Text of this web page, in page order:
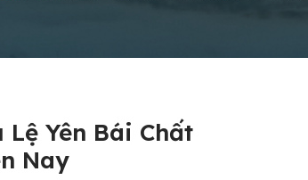
Lệ Yên Bái Chất
Nay